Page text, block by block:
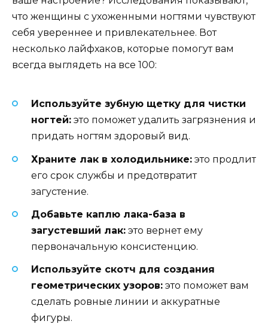
что женщины с ухоженными ногтями чувствуют
себя увереннее и привлекательнее. Вот
несколько лайфхаков, которые помогут вам
всегда выглядеть на все 100:
Используйте зубную щетку для чистки
ногтей: это поможет удалить загрязнения и
придать ногтям здоровый вид.
Храните лак в холодильнике: это продлит
его срок службы и предотвратит
загустение.
Добавьте каплю лака-база в
загустевший лак: это вернет ему
первоначальную консистенцию.
Используйте скотч для создания
геометрических узоров: это поможет вам
сделать ровные линии и аккуратные
фигуры.